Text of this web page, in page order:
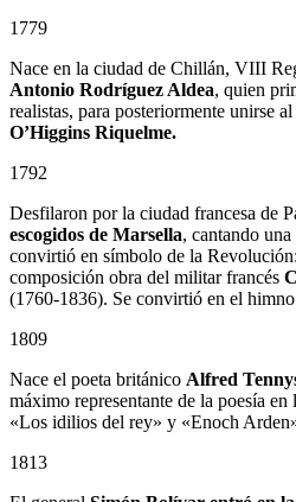
1779
Nace en la ciudad de Chillán, VIII
Antonio Rodríguez Aldea, quien
realistas, para posteriormente unirse
O’Higgins Riquelme.
1792
Desfilaron por la ciudad francesa de
escogidos de Marsella, cantando
convirtió en símbolo de la
composición obra del militar francés
(1760-1836). Se convirtió en el
1809
Nace el poeta británico Alfred
máximo representante de la poesía
«Los idilios del rey» y «Enoch
1813